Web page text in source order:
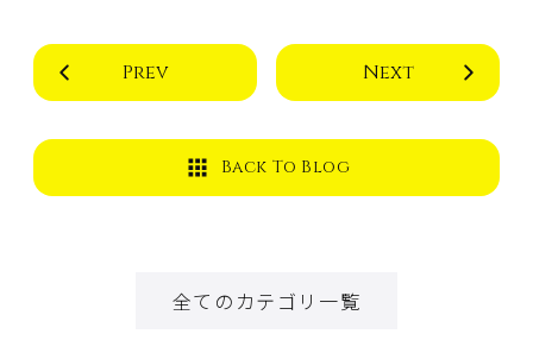
Prev Next
Back To Blog
全てのカテゴリ一覧